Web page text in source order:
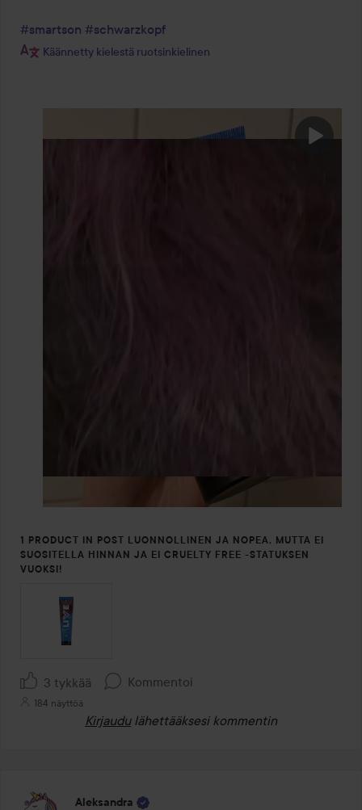
#smartson #schwarzkopf
Käännetty kielestä ruotsinkielinen
1 PRODUCT IN POST LUONNOLLINEN JA NOPEA, MUTTA EI
SUOSITELLA HINNAN JA EI CRUELTY FREE -STATUKSEN
VUOKSI!
3 tykkää Kommentoi
184 näyttöä
Kirjaudu lähettääksesi kommentin
Aleksandra